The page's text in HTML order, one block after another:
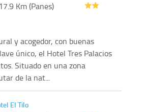
Km (Panes)
y acogedor, con buenas
único, el Hotel Tres Palacios
Situado en una zona
de la nat...
El Tilo